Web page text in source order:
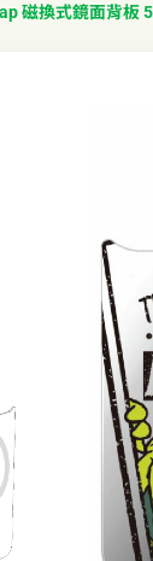
磁換式鏡面背板